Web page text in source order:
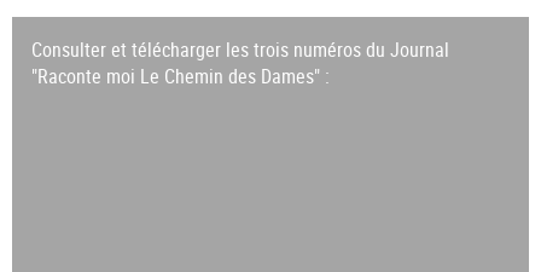
Consulter et télécharger les trois numéros du Journal
"Raconte moi Le Chemin des Dames" :